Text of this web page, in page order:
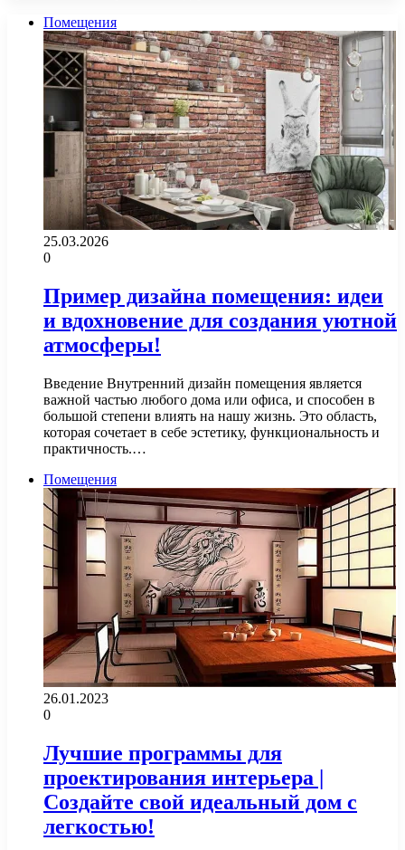
Помещения
25.03.2026
0
Пример дизайна помещения: идеи
и вдохновение для создания уютной
атмосферы!
Введение Внутренний дизайн помещения является
важной частью любого дома или офиса, и способен в
большой степени влиять на нашу жизнь. Это область,
которая сочетает в себе эстетику, функциональность и
практичность.…
Помещения
26.01.2023
0
Лучшие программы для
проектирования интерьера |
Создайте свой идеальный дом с
легкостью!